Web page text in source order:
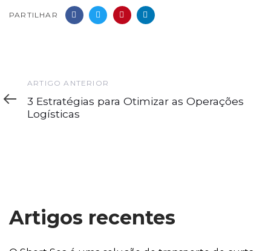
PARTILHAR
Artigo
Anterior
ARTIGO ANTERIOR
3 Estratégias para Otimizar as Operações
Logísticas
Artigos recentes